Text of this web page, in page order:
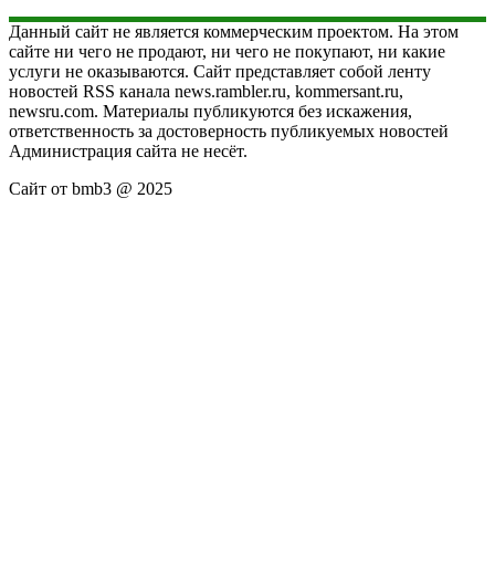
Данный сайт не является коммерческим проектом. На этом
сайте ни чего не продают, ни чего не покупают, ни какие
услуги не оказываются. Сайт представляет собой ленту
новостей RSS канала news.rambler.ru, kommersant.ru,
newsru.com. Материалы публикуются без искажения,
ответственность за достоверность публикуемых новостей
Администрация сайта не несёт.
Сайт от bmb3 @ 2025